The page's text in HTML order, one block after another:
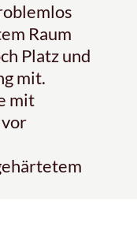
Raum
Platz und
mit.
mit